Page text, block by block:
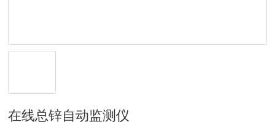
在线总锌自动监测仪